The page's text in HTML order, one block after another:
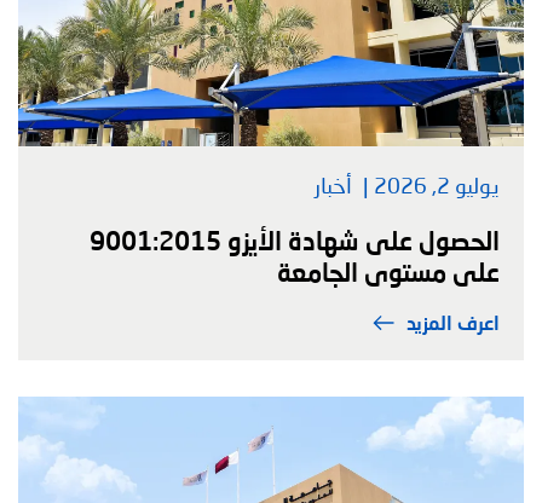
يوليو 2, 2026 أخبار
الحصول على شهادة الأيزو 9001:2015
على مستوى الجامعة
اعرف المزيد